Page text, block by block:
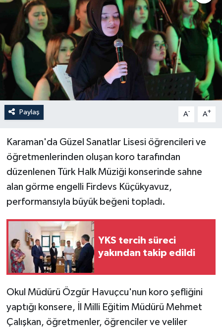
Paylaş A- A+
Karaman'da Güzel Sanatlar Lisesi öğrencileri ve
öğretmenlerinden oluşan koro tarafından
düzenlenen Türk Halk Müziği konserinde sahne
alan görme engelli Firdevs Küçükyavuz,
performansıyla büyük beğeni topladı.
YKS tercih süreci
yakından takip edildi
Okul Müdürü Özgür Havuçcu'nun koro şefliğini
yaptığı konsere, İl Milli Eğitim Müdürü Mehmet
Çalışkan, öğretmenler, öğrenciler ve veliler